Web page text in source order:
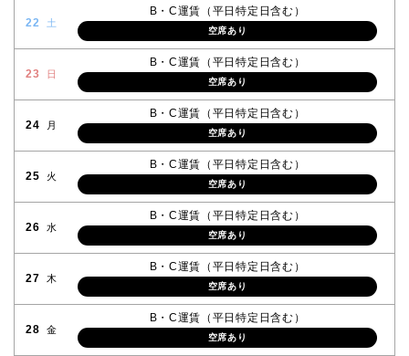
22 土
B・C運賃（平日特定日含む）
空席あり
23 日
B・C運賃（平日特定日含む）
空席あり
24 月
B・C運賃（平日特定日含む）
空席あり
25 火
B・C運賃（平日特定日含む）
空席あり
26 水
B・C運賃（平日特定日含む）
空席あり
27 木
B・C運賃（平日特定日含む）
空席あり
28 金
B・C運賃（平日特定日含む）
空席あり